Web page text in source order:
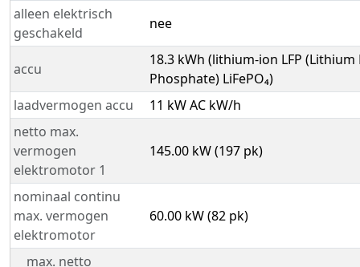
alleen elektrisch
geschakeld
nee
accu
18.3 kWh (lithium-ion LFP (Lithium
Phosphate) LiFePO₄)
laadvermogen accu
11 kW AC kW/h
netto max.
vermogen
elektromotor 1
145.00 kW (197 pk)
nominaal continu
max. vermogen
elektromotor
60.00 kW (82 pk)
max. netto